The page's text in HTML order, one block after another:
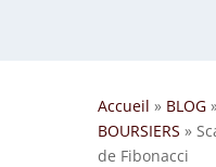
Accueil » BLOG»
BOURSIERS »
de Fibonacci